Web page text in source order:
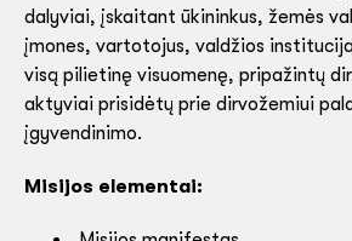
dalyviai, įskaitant ūkininkus, žemės
įmones, vartotojus, valdžios
visą pilietinę visuomenę, pripažintų
aktyviai prisidėtų prie dirvožemiui
įgyvendinimo.
Misijos elementai: